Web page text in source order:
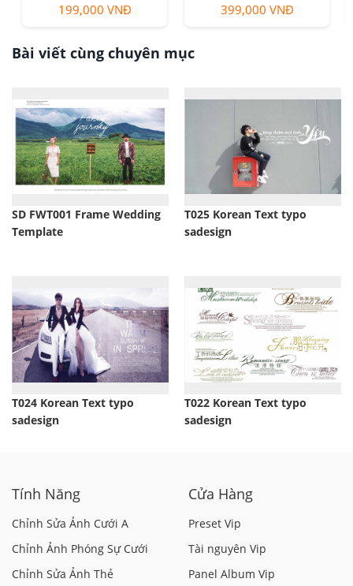
99,000 VNĐ 299,000 VNĐ
Bài viết cùng chuyên mục
SD FWT001 Frame Wedding
Template
T025 Korean Text typo
sadesign
T024 Korean Text typo
sadesign
T022 Korean Text typo
sadesign
Tính Năng
Chỉnh Sửa Ảnh Cưới A
Chỉnh Ảnh Phóng Sự Cưới
Chỉnh Sửa Ảnh Thẻ
Cửa Hàng
Preset Vip
Tài nguyên Vip
Panel Album Vip